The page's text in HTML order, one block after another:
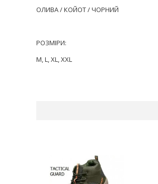
ОЛИВА / КОЙОТ / ЧОРНИЙ
РОЗМІРИ:
M, L, XL, XXL